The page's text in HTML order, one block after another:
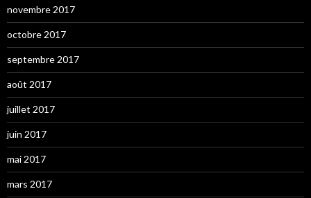
novembre 2017
octobre 2017
septembre 2017
août 2017
juillet 2017
juin 2017
mai 2017
mars 2017